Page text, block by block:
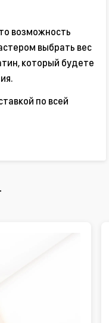
возможность
выбрать вес
который будете
по всей